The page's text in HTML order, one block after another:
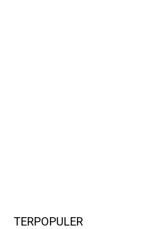
TERPOPULER